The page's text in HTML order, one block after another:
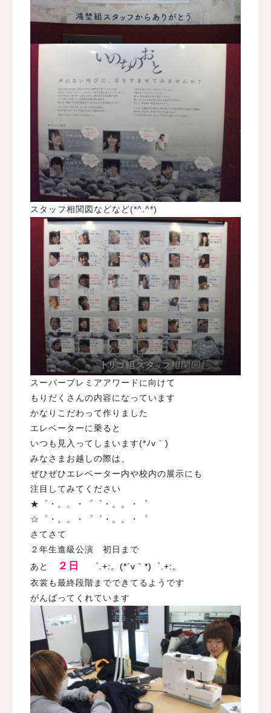
スタッフ相関図などなど(*^.^*)
スーパープレミアアワードに向けて
もりだくさんの内容になっています
かなりこだわって作りました
エレベーターに乗ると
いつも見入ってしまいます(*ﾉv｀)
みなさまお越しの際は、
ぜひぜひエレベーター内や校内の展示にも
注目してみてください
★゜・。。・゜゜・。。・゜
☆゜・。。・゜゜・。。・゜
さてさて
２年生進級公演 初日まで
あと
２日
゜.+:。(*´v｀*)゜.+:。
衣裳も最終段階までできてるようです
がんばってくれています